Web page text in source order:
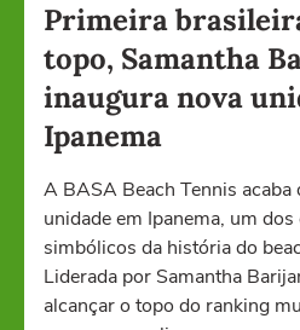
Primeira
topo, Samantha
inaugura nova
Ipanema
A BASA Beach Tennis acaba
unidade em Ipanema, um
simbólicos da história do
Liderada por Samantha
alcançar o topo do ranking